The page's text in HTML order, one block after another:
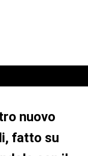
nuovo
fatto su